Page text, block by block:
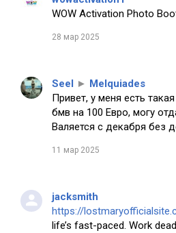
WOW Activation Photo
28 мар 2025
Seel ► Melquiades
Привет, у меня есть
бмв на 100 Евро, могу
Валяется с декабря без
11 мар 2025
jacksmith
https://
life’s fast-paced. Work